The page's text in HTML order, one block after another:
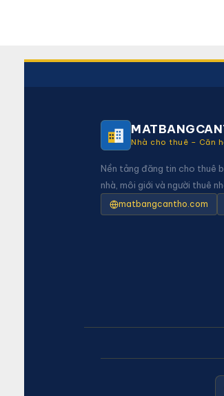
Nhà cho thuê – Căn
Nền tảng đăng tin cho thuê
nhà, môi giới và người thuê
matbangcantho.com